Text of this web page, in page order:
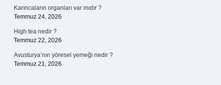
Karıncaların organları var mıdır ?
Temmuz 24, 2026
High tea nedir ?
Temmuz 22, 2026
Avusturya’nın yöresel yemeği nedir ?
Temmuz 21, 2026